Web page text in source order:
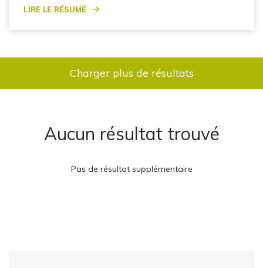
Lire le résumé
Charger plus de résultats
Aucun résultat trouvé
Pas de résultat supplémentaire